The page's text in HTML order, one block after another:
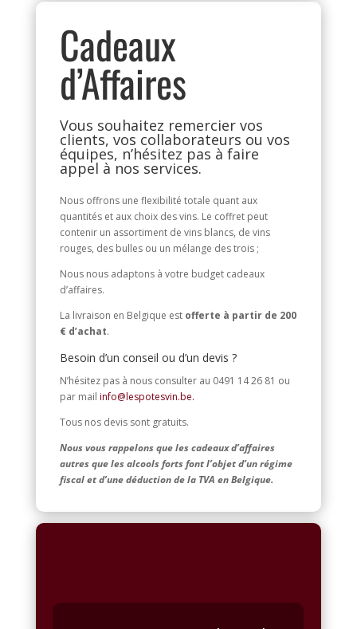
Cadeaux
d’Affaires
Vous souhaitez remercier vos
clients, vos collaborateurs ou vos
équipes, n’hésitez pas à faire
appel à nos services.
Nous offrons une flexibilité totale quant aux
quantités et aux choix des vins. Le coffret peut
contenir un assortiment de vins blancs, de vins
rouges, des bulles ou un mélange des trois ;
Nous nous adaptons à votre budget cadeaux
d’affaires.
La livraison en Belgique est offerte à partir de 200
€ d’achat.
Besoin d’un conseil ou d’un devis ?
N’hésitez pas à nous consulter au 0491 14 26 81 ou
par mail info@lespotesvin.be.
Tous nos devis sont gratuits.
Nous vous rappelons que les cadeaux d’affaires
autres que les alcools forts font l’objet d’un régime
fiscal et d’une déduction de la TVA en Belgique.